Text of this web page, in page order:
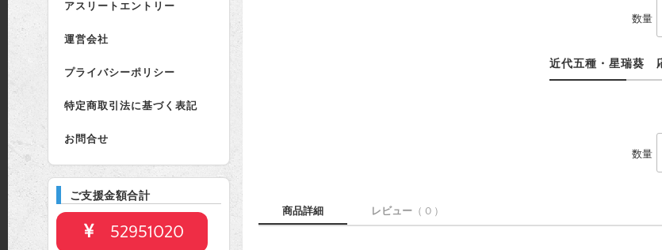
アスリートエントリー
運営会社
プライバシーポリシー
特定商取引法に基づく表記
お問合せ
数量
近代五種・星瑞葵
数量
商品詳細 レビュー （ 0 ）
ご支援金額合計
52951020